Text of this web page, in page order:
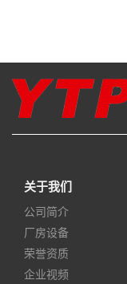
关于我们
公司简介
厂房设备
荣誉资质
企业视频